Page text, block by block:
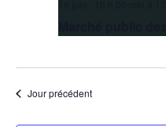
Jour précédent